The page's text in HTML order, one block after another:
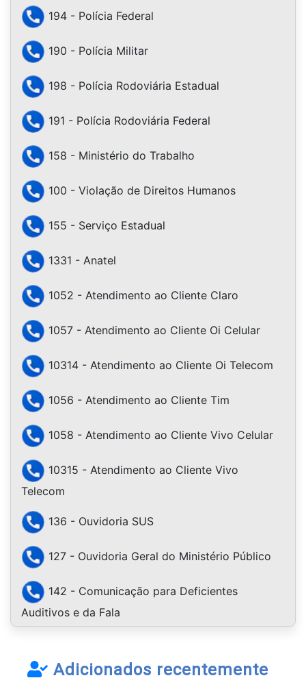
194 - Polícia Federal
190 - Polícia Militar
198 - Polícia Rodoviária Estadual
191 - Polícia Rodoviária Federal
158 - Ministério do Trabalho
100 - Violação de Direitos Humanos
155 - Serviço Estadual
1331 - Anatel
1052 - Atendimento ao Cliente Claro
1057 - Atendimento ao Cliente Oi Celular
10314 - Atendimento ao Cliente Oi Telecom
1056 - Atendimento ao Cliente Tim
1058 - Atendimento ao Cliente Vivo Celular
10315 - Atendimento ao Cliente Vivo
Telecom
136 - Ouvidoria SUS
127 - Ouvidoria Geral do Ministério Público
142 - Comunicação para Deficientes
Auditivos e da Fala
Adicionados recentemente